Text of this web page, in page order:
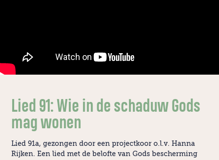
Lied 91: Wie in de schaduw Gods
mag wonen
Lied 91a, gezongen door een projectkoor o.l.v. Hanna
Rijken. Een lied met de belofte van Gods bescherming